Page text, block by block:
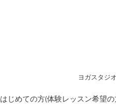
ヨガスタジ
はじめての方(体験レッスン希望の